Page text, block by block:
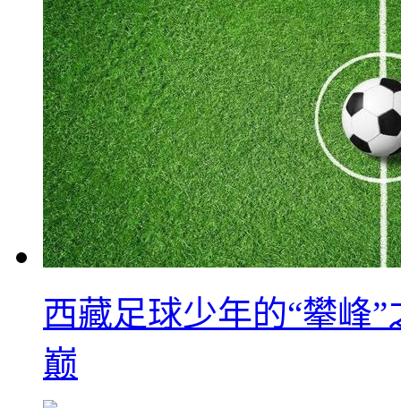
西藏足球少年的“攀峰
巅